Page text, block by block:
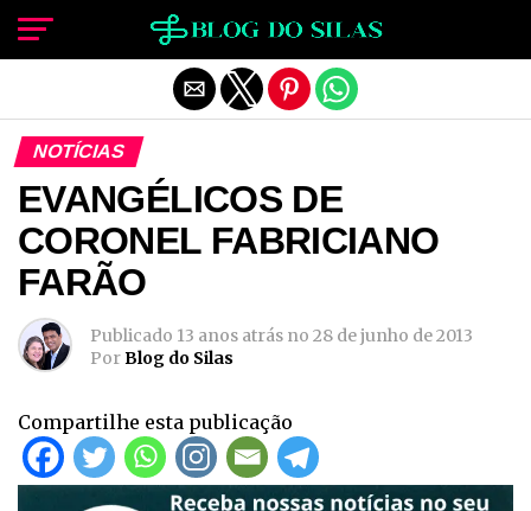
NOTÍCIAS
EVANGÉLICOS DE
CORONEL FABRICIANO
FARÃO
Publicado 13 anos atrás no 28 de junho de 2013
PorBlog do Silas
Compartilhe esta publicação
Sair da versão mobile